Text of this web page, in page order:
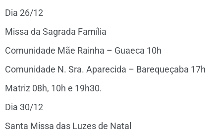
Dia 26/12
Missa da Sagrada Família
Comunidade Mãe Rainha – Guaeca 10h
Comunidade N. Sra. Aparecida – Barequeçaba 17h
Matriz 08h, 10h e 19h30.
Dia 30/12
Santa Missa das Luzes de Natal